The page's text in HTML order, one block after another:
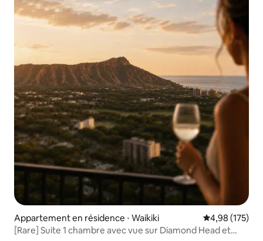
Appartement en résidence ⋅ Waikiki Évaluation
4,98 (175)
[Rare] Suite 1 chambre avec vue sur Diamond Head et